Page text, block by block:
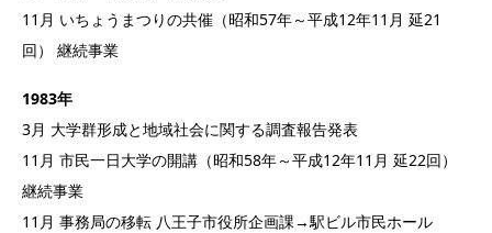
11月 いちょうまつりの共催（昭和57年～平成12年11月 延21
回） 継続事業
1983年
3月 大学群形成と地域社会に関する調査報告発表
11月 市民一日大学の開講（昭和58年～平成12年11月 延22回）
継続事業
11月 事務局の移転 八王子市役所企画課→駅ビル市民ホール